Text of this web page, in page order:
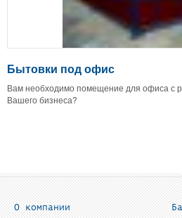
Бытовки под офис
Вам необходимо помещение для офиса с
Вашего бизнеса?
О компании